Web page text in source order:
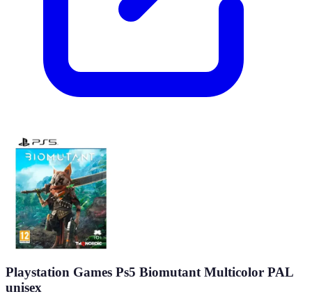
Playstation Games Ps5 Biomutant Multicolor PAL
unisex